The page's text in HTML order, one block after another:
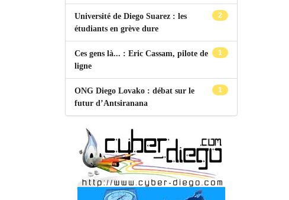
2
Université de Diego Suarez : les
étudiants en grève dure
1
Ces gens là... : Eric Cassam, pilote de
ligne
1
ONG Diego Lovako : débat sur le
futur d’Antsiranana